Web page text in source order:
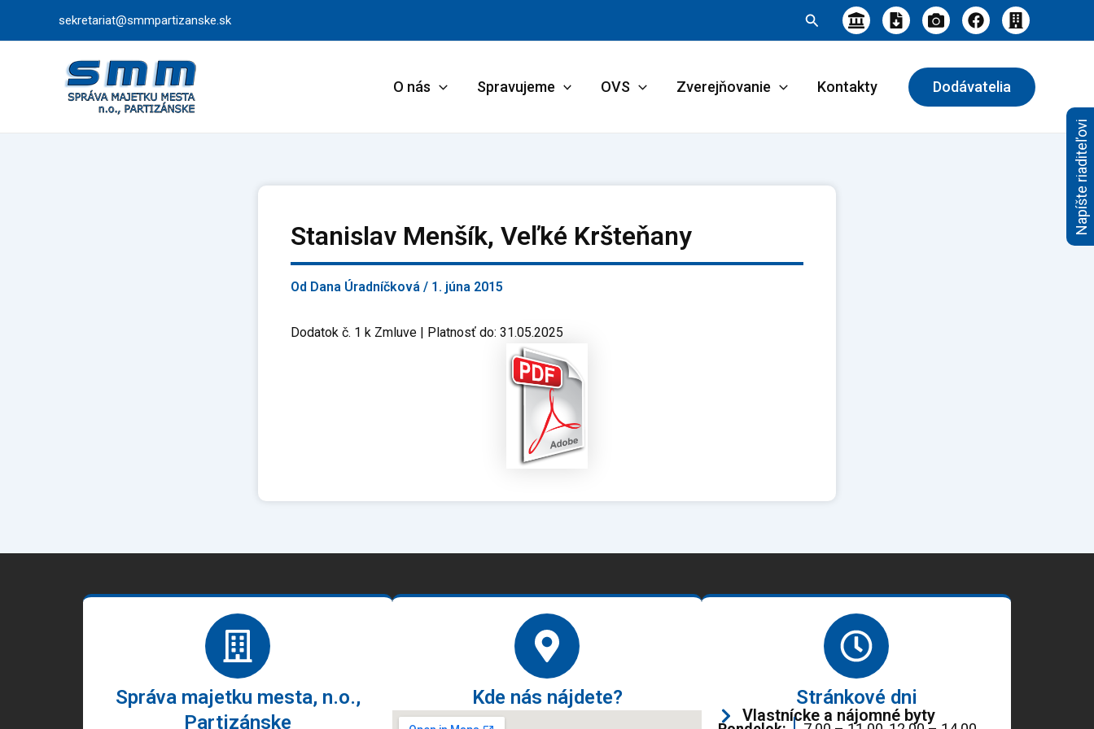
sekretariat@smmpartizanske.sk Hľadať
O nás Spravujeme OVS Zverejňovanie Kontakty Dodávatelia
Stanislav Menšík, Veľké Kršteňany
Od Dana Úradníčková / 1. júna 2015
Dodatok č. 1 k Zmluve | Platnosť do: 31.05.2025
Správa majetku mesta, n.o.,
Partizánske
Kde nás nájdete? Stránkové dni
Vlastnícke a nájomné byty
Napíšte riaditeľovi